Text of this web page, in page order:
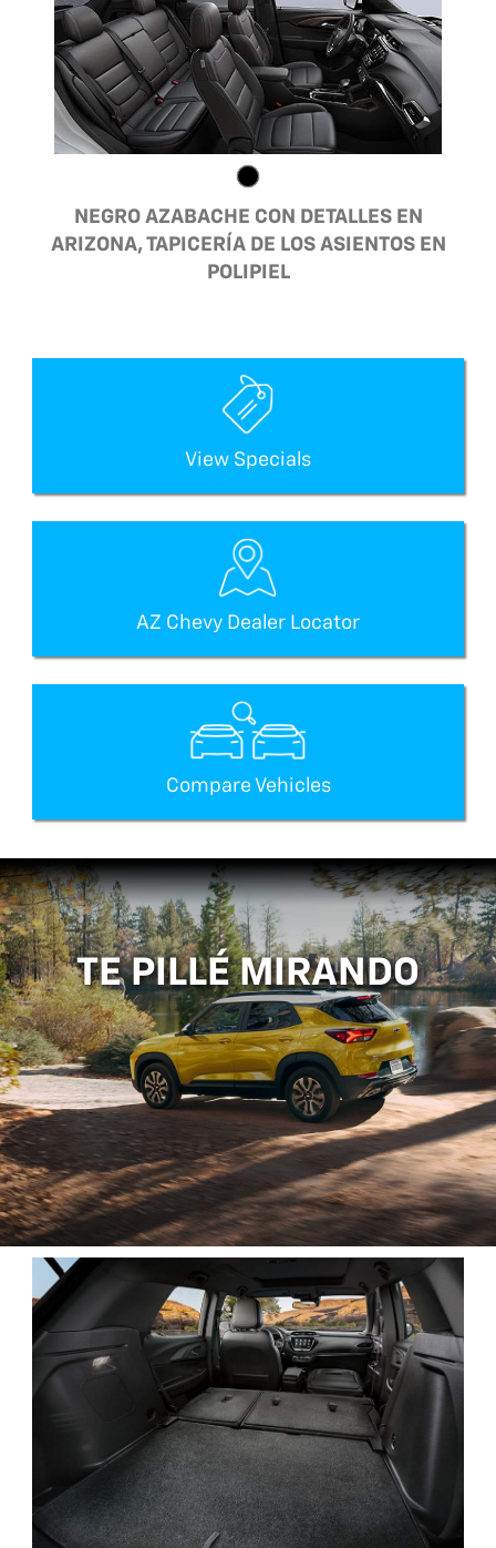
NEGRO AZABACHE CON DETALLES EN
ARIZONA, TAPICERÍA DE LOS ASIENTOS EN
POLIPIEL
View Specials
AZ Chevy Dealer Locator
Compare Vehicles
TE PILLÉ MIRANDO